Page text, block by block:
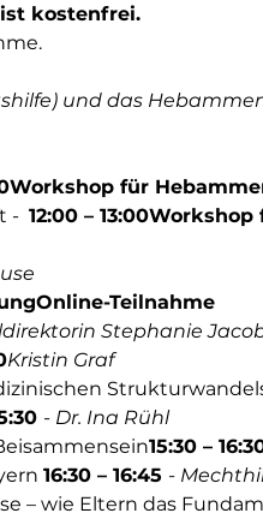
kostenfrei.
und das
Workshop für
- 12:00 – 13:00Workshop
Online-Teilnahme
Stephanie
Kristin Graf
- Dr. Ina Rühl
15:30 –
16:30 – 16:45 -